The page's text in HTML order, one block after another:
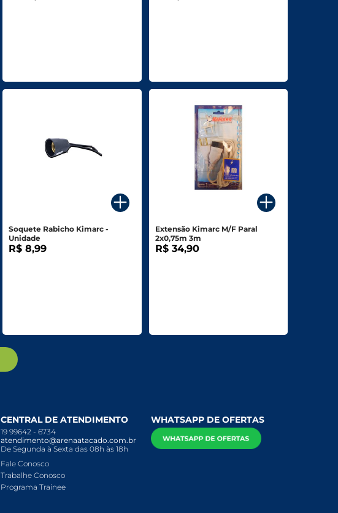
Soquete Rabicho Kimarc -
Unidade
R$ 8,99
Extensão Kimarc M/F Paral
2x0,75m 3m
R$ 34,90
CENTRAL DE ATENDIMENTO
19 99642 - 6734
atendimento@arenaatacado.com.br
De Segunda à Sexta das 08h às 18h
Fale Conosco
Trabalhe Conosco
Programa Trainee
WHATSAPP DE OFERTAS